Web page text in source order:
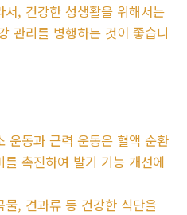
, 건강한 성생활을 위해서는
관리를 병행하는 것이 좋습니
운동과 근력 운동은 혈액 순환
촉진하여 발기 기능 개선에
, 견과류 등 건강한 식단을